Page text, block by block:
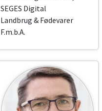
SEGES Digital
Landbrug & Fødevarer
F.m.b.A.